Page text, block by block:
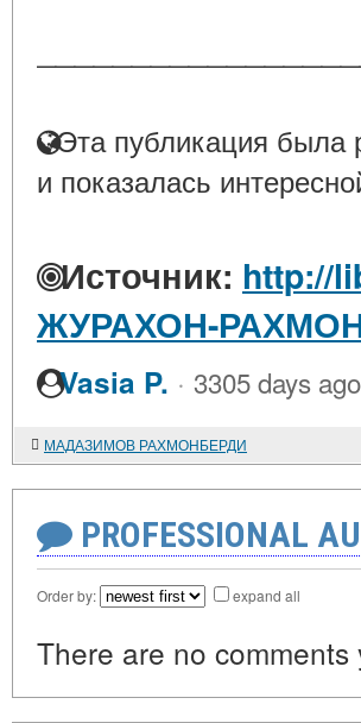
Эта публикация была
и показалась
Источник: http://
ЖУРАХОН-
Vasia P. · 3305 days ago
МАДАЗИМОВ РАХМОНБЕРДИ
PROFESSIONAL
Order by: expand all
There are no comments